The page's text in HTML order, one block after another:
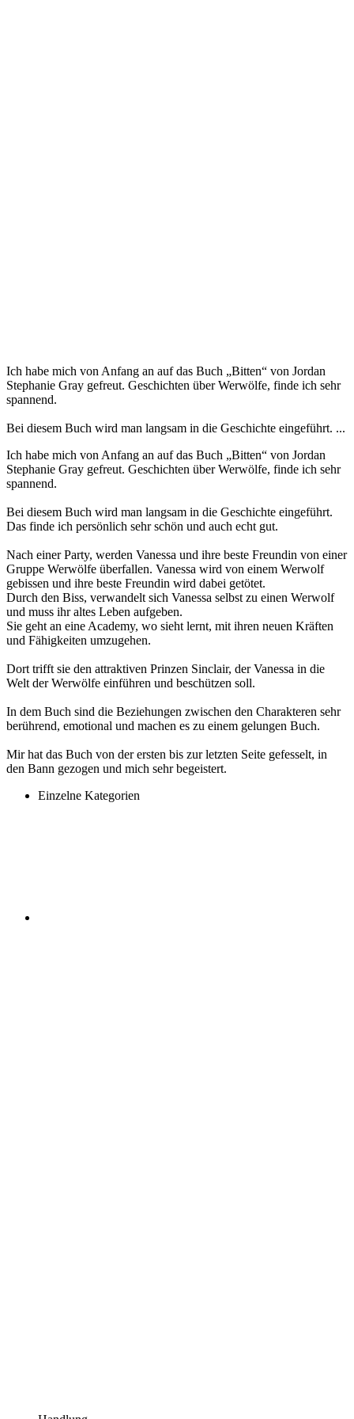
Ich habe mich von Anfang an auf das Buch „Bitten“ von Jordan
Stephanie Gray gefreut. Geschichten über Werwölfe, finde ich sehr
spannend.
Bei diesem Buch wird man langsam in die Geschichte eingeführt. ...
Ich habe mich von Anfang an auf das Buch „Bitten“ von Jordan
Stephanie Gray gefreut. Geschichten über Werwölfe, finde ich sehr
spannend.
Bei diesem Buch wird man langsam in die Geschichte eingeführt.
Das finde ich persönlich sehr schön und auch echt gut.
Nach einer Party, werden Vanessa und ihre beste Freundin von einer
Gruppe Werwölfe überfallen. Vanessa wird von einem Werwolf
gebissen und ihre beste Freundin wird dabei getötet.
Durch den Biss, verwandelt sich Vanessa selbst zu einen Werwolf
und muss ihr altes Leben aufgeben.
Sie geht an eine Academy, wo sieht lernt, mit ihren neuen Kräften
und Fähigkeiten umzugehen.
Dort trifft sie den attraktiven Prinzen Sinclair, der Vanessa in die
Welt der Werwölfe einführen und beschützen soll.
In dem Buch sind die Beziehungen zwischen den Charakteren sehr
berührend, emotional und machen es zu einem gelungen Buch.
Mir hat das Buch von der ersten bis zur letzten Seite gefesselt, in
den Bann gezogen und mich sehr begeistert.
Einzelne Kategorien